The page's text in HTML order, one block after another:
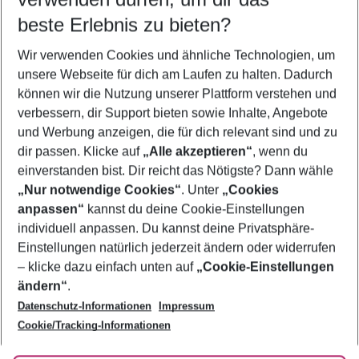
5-8 Nächte
2 Erwachsene Keine Kinder
Mehr Filter anzeigen
Footer
Footer navigation
Über uns
AGB
Bestpreisgarantie
Cookie-Einstellungen ändern
Cookie-Richtlinie
Agenturbetreuung
Barrierefreies Reisen
Folge uns
beste Erlebnis zu bieten?
Wir verwenden Cookies und ähnliche Technologien, um
unsere Webseite für dich am Laufen zu halten. Dadurch
können wir die Nutzung unserer Plattform verstehen und
verbessern, dir Support bieten sowie Inhalte, Angebote
und Werbung anzeigen, die für dich relevant sind und zu
dir passen. Klicke auf „Alle akzeptieren“, wenn du
einverstanden bist. Dir reicht das Nötigste? Dann wähle
„Nur notwendige Cookies“. Unter „Cookies
anpassen“ kannst du deine Cookie-Einstellungen
individuell anpassen. Du kannst deine Privatsphäre-
Einstellungen natürlich jederzeit ändern oder widerrufen
– klicke dazu einfach unten auf „Cookie-Einstellungen
ändern“.
Datenschutz-Informationen
Impressum
Cookie/Tracking-Informationen